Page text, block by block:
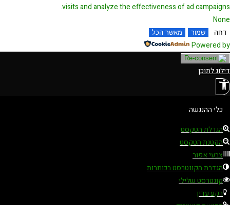
visits and analyze the effectiveness of ad campaigns.
None
דחה שמור מאשר הכל
Powered by
דילוג לתוכן
פתח סרגל נגישות
כלי ההנגשה
הגדלת הטקסט
הקטנת הטקסט
צבעי אפור
הגדרת הקונטרסט בכותרות
קונטרסט שלילי
רקע עדין